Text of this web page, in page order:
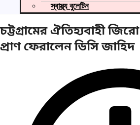
স্বাস্থ্য বুলেটিন
চট্টগ্রামের ঐতিহ্যবাহী
প্রাণ ফেরালেন ডিসি জাহিদ